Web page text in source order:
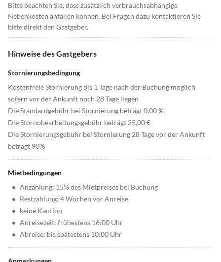
Bitte beachten Sie, dass zusätzlich verbrauchsabhängige
Nebenkosten anfallen können. Bei Fragen dazu kontaktieren Sie
bitte direkt den Gastgeber.
Hinweise des Gastgebers
Stornierungsbedingung
Kostenfreie Stornierung bis 1 Tage nach der Buchung möglich
sofern vor der Ankunft noch 28 Tage liegen
Die Standardgebühr bei Stornierung beträgt 0,00 %
Die Stornobearbeitungsgebühr beträgt 25,00 €
Die Stornierungsgebühr bei Stornierung 28 Tage vor der Ankunft
beträgt 90%
Mietbedingungen
• Anzahlung: 15% des Mietpreises bei Buchung
• Restzahlung: 4 Wochen vor Anreise
• keine Kaution
• Anreisezeit: frühestens 16:00 Uhr
• Abreise: bis spätestens 10:00 Uhr